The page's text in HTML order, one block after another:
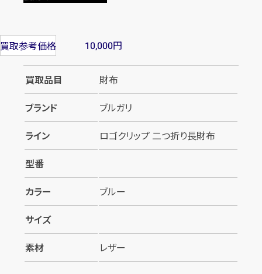
買取参考価格 10,000円
買取品目
財布
ブランド
ブルガリ
ライン
ロゴクリップ 二つ折り長財布
型番
カラー
ブルー
サイズ
素材
レザー